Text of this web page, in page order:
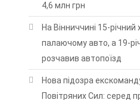
4,6 млн грн
На Вінниччині 15-річний
палаючому авто, а 19-
розчавив автопоїзд
Нова підозра
Повітряних Сил: серед